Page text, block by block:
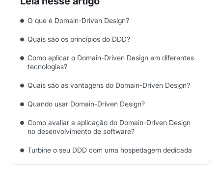
O que é Domain-Driven Design?
Quais são os princípios do DDD?
Como aplicar o Domain-Driven Design em diferentes
tecnologias?
Quais são as vantagens do Domain-Driven Design?
Quando usar Domain-Driven Design?
Como avaliar a aplicação do Domain-Driven Design
no desenvolvimento de software?
Turbine o seu DDD com uma hospedagem dedicada